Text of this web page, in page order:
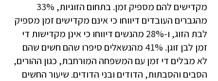
מקדישים להם מספיק זמן. בתחום הזוגיות, 33%
מהגברים העובדים דיווחו כי אינם מקדישים זמן מספיק
לבת הזוג, ו-28% מהנשים דיווחו כי אינן מקדישות די
זמן לבן זוגן. 41% מהנשאלים סיפרו שהם חשים שהם
לא מבלים די זמן עם המשפחה המורחבת, כגון ההורים,
הסבים והסבתות, הדודים ובני הדודים. שיעור החשים